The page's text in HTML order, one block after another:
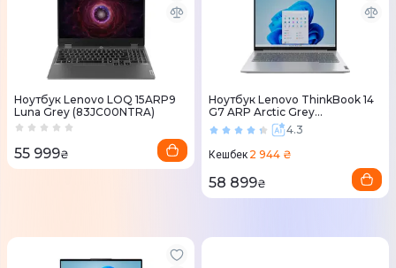
Ноутбук Lenovo LOQ 15ARP9
Luna Grey (83JC00NTRA)
55 999₴
Ноутбук Lenovo ThinkBook 14
G7 ARP Arctic Grey
(21MV0022RA)4.3
Кешбек 2 944 ₴
58 899₴